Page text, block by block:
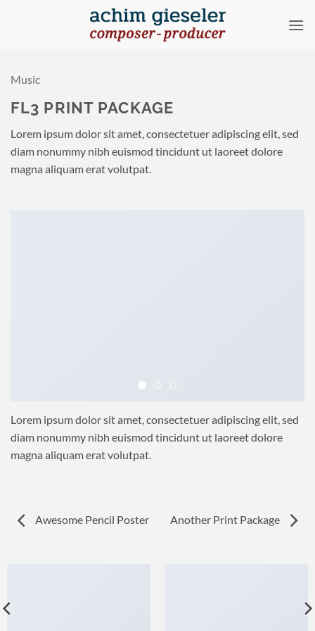
Music
FL3 PRINT PACKAGE
Lorem ipsum dolor sit amet, consectetuer adipiscing elit, sed
diam nonummy nibh euismod tincidunt ut laoreet dolore
magna aliquam erat volutpat.
Lorem ipsum dolor sit amet, consectetuer adipiscing elit, sed
diam nonummy nibh euismod tincidunt ut laoreet dolore
magna aliquam erat volutpat.
Awesome Pencil Poster Another Print Package